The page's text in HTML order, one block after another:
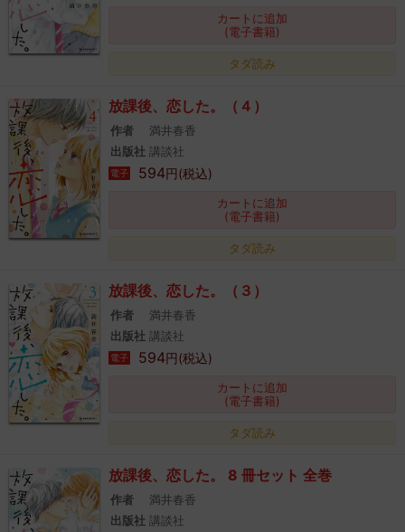
カートに追加
(電子書籍)
タダ読み
放課後、恋した。（４）
作者
満井春香
出版社 講談社
電子 594円(税込)
カートに追加
(電子書籍)
タダ読み
放課後、恋した。（３）
作者
満井春香
出版社 講談社
電子 594円(税込)
カートに追加
(電子書籍)
タダ読み
放課後、恋した。 8 冊セット 全巻
作者
満井春香
出版社 講談社